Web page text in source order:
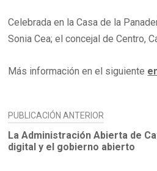
Celebrada en la Casa de la
Sonia Cea; el concejal de Centro,
Más información en el siguiente
NAVEGACIÓN
DE
ENTRADAS
PUBLICACIÓN ANTERIOR
La Administración Abierta de
digital y el gobierno abierto